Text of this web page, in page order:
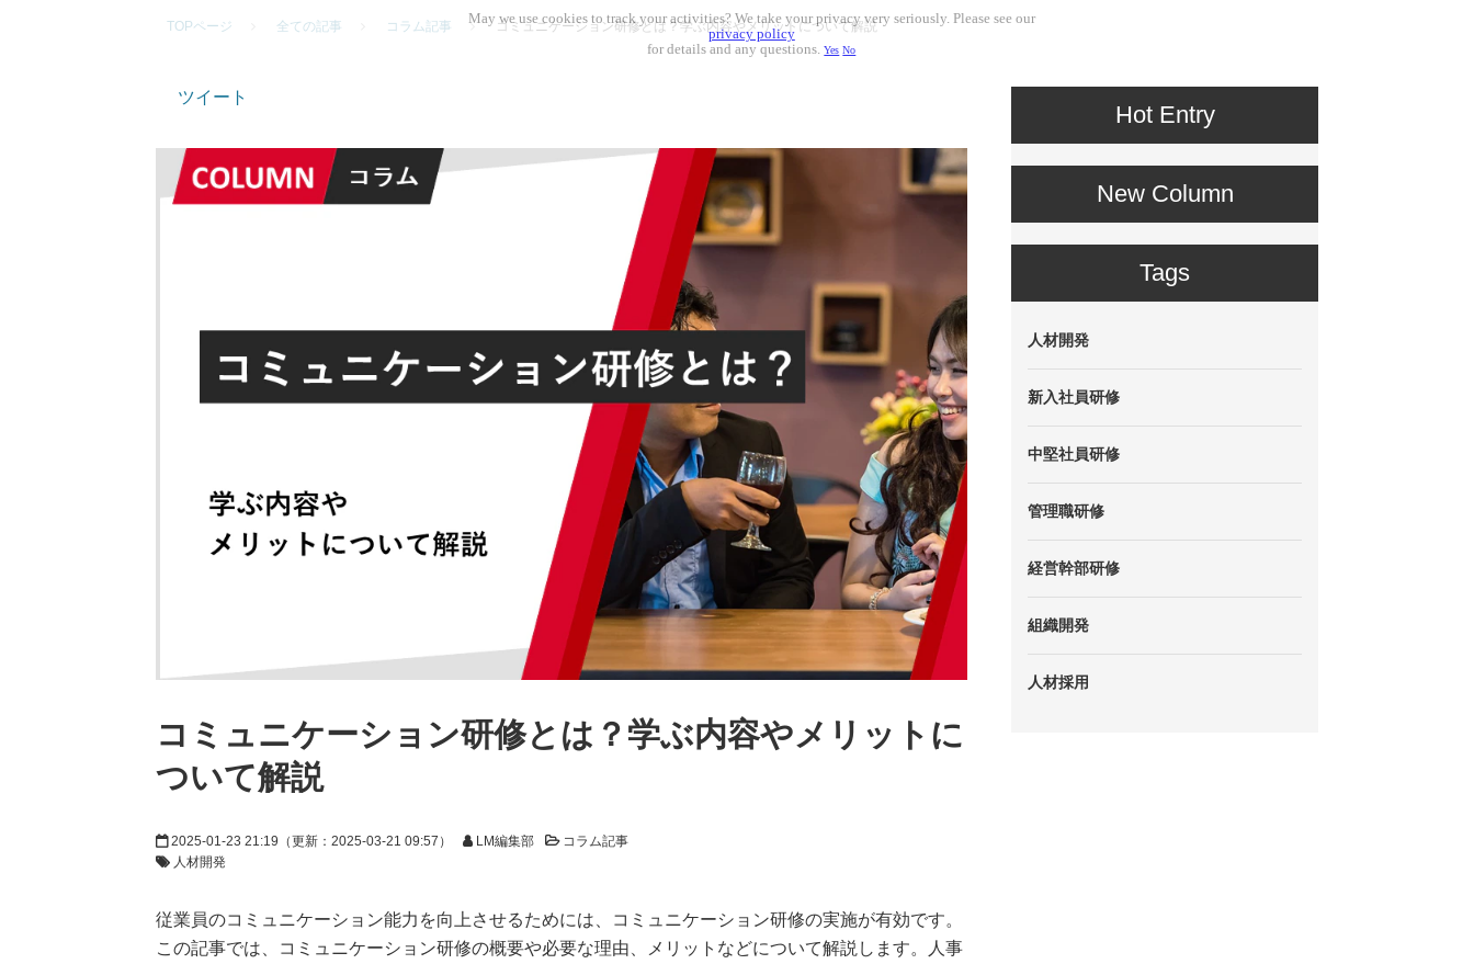
TOPページ 全ての記事 コラム記事 コミュニケーション研修とは？学ぶ内容やメリットについて解説
ツイート
コミュニケーション研修とは？学ぶ内容やメリットに
ついて解説
2025-01-23 21:19 （更新： 2025-03-21 09:57 ） LM編集部
コラム記事
人材開発
従業員のコミュニケーション能力を向上させるためには、コミュニケーション研修の実施が有効です。
この記事では、コミュニケーション研修の概要や必要な理由、メリットなどについて解説します。人事
Hot Entry
New Column
Tags
人材開発
新入社員研修
中堅社員研修
管理職研修
経営幹部研修
組織開発
人材採用
May we use cookies to track your activities? We take your privacy very seriously. Please see our
privacy policy
for details and any questions.Yes No